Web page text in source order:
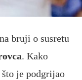
bruji o susretu
. Kako
je podgrijao